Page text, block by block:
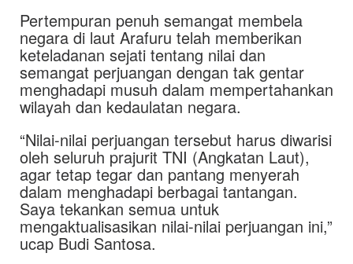
Pertempuran penuh semangat membela
negara di laut Arafuru telah memberikan
keteladanan sejati tentang nilai dan
semangat perjuangan dengan tak gentar
menghadapi musuh dalam mempertahankan
wilayah dan kedaulatan negara.
“Nilai-nilai perjuangan tersebut harus diwarisi
oleh seluruh prajurit TNI (Angkatan Laut),
agar tetap tegar dan pantang menyerah
dalam menghadapi berbagai tantangan.
Saya tekankan semua untuk
mengaktualisasikan nilai-nilai perjuangan ini,”
ucap Budi Santosa.